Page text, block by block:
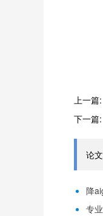
上一篇:
下一篇:
论
降
专